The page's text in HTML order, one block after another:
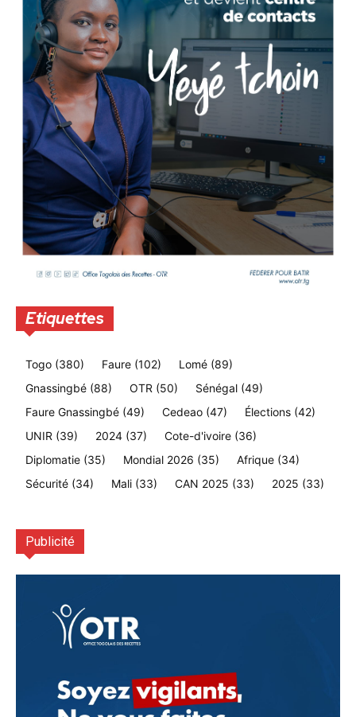
Etiquettes
Togo (380) Faure (102) Lomé (89)
Gnassingbé (88) OTR (50) Sénégal (49)
Faure Gnassingbé (49) Cedeao (47) Élections (42)
UNIR (39) 2024 (37) Cote-d'ivoire (36)
Diplomatie (35) Mondial 2026 (35) Afrique (34)
Sécurité (34) Mali (33) CAN 2025 (33) 2025 (33)
Publicité